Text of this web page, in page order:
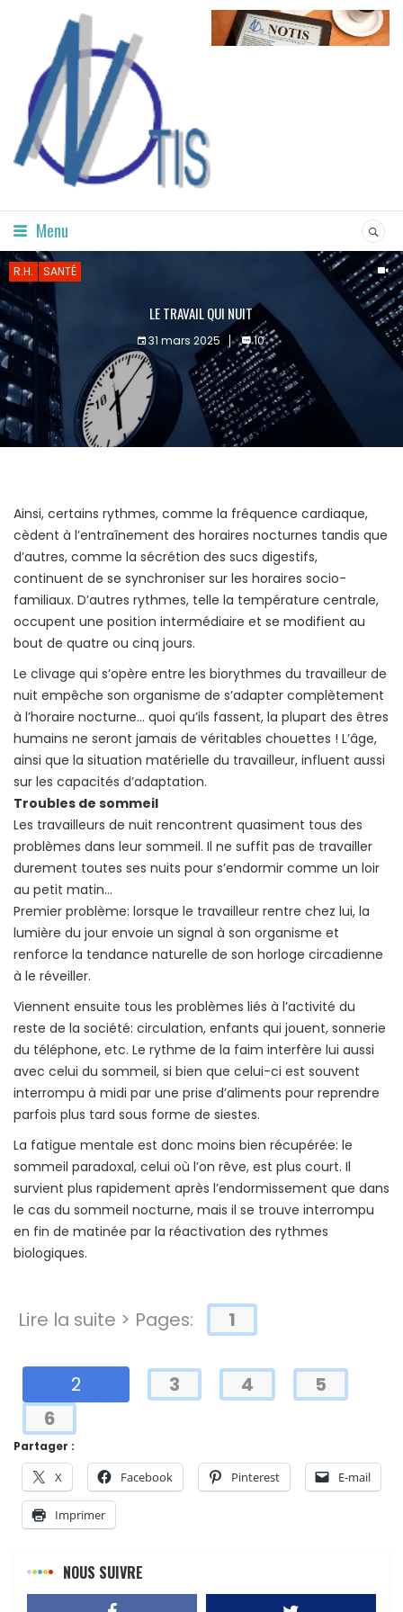
Menu
R.H. SANTÉ
LE TRAVAIL QUI NUIT
31 mars 2025 10
Ainsi, certains rythmes, comme la fréquence cardiaque,
cèdent à l’entraînement des horaires nocturnes tandis que
d’autres, comme la sécrétion des sucs digestifs,
continuent de se synchroniser sur les horaires socio-
familiaux. D’autres rythmes, telle la température centrale,
occupent une position intermédiaire et se modifient au
bout de quatre ou cinq jours.
Le clivage qui s’opère entre les biorythmes du travailleur de
nuit empêche son organisme de s’adapter complètement
à l’horaire nocturne… quoi qu’ils fassent, la plupart des êtres
humains ne seront jamais de véritables chouettes ! L’âge,
ainsi que la situation matérielle du travailleur, influent aussi
sur les capacités d’adaptation.
Troubles de sommeil
Les travailleurs de nuit rencontrent quasiment tous des
problèmes dans leur sommeil. Il ne suffit pas de travailler
durement toutes ses nuits pour s’endormir comme un loir
au petit matin…
Premier problème: lorsque le travailleur rentre chez lui, la
lumière du jour envoie un signal à son organisme et
renforce la tendance naturelle de son horloge circadienne
à le réveiller.
Viennent ensuite tous les problèmes liés à l’activité du
reste de la société: circulation, enfants qui jouent, sonnerie
du téléphone, etc. Le rythme de la faim interfère lui aussi
avec celui du sommeil, si bien que celui-ci est souvent
interrompu à midi par une prise d’aliments pour reprendre
parfois plus tard sous forme de siestes.
La fatigue mentale est donc moins bien récupérée: le
sommeil paradoxal, celui où l’on rêve, est plus court. Il
survient plus rapidement après l’endormissement que dans
le cas du sommeil nocturne, mais il se trouve interrompu
en fin de matinée par la réactivation des rythmes
biologiques.
Partager :
X Facebook Pinterest E-mail
Imprimer
Lire la suite > Pages: 1
2 3 4
5
6
NOUS SUIVRE